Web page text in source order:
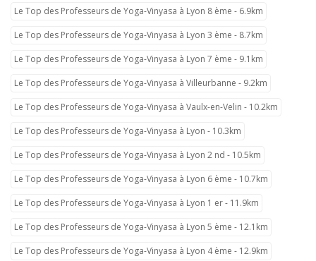
Le Top des Professeurs de Yoga-Vinyasa à Lyon 8 ème - 6.9km
Le Top des Professeurs de Yoga-Vinyasa à Lyon 3 ème - 8.7km
Le Top des Professeurs de Yoga-Vinyasa à Lyon 7 ème - 9.1km
Le Top des Professeurs de Yoga-Vinyasa à Villeurbanne - 9.2km
Le Top des Professeurs de Yoga-Vinyasa à Vaulx-en-Velin - 10.2km
Le Top des Professeurs de Yoga-Vinyasa à Lyon - 10.3km
Le Top des Professeurs de Yoga-Vinyasa à Lyon 2 nd - 10.5km
Le Top des Professeurs de Yoga-Vinyasa à Lyon 6 ème - 10.7km
Le Top des Professeurs de Yoga-Vinyasa à Lyon 1 er - 11.9km
Le Top des Professeurs de Yoga-Vinyasa à Lyon 5 ème - 12.1km
Le Top des Professeurs de Yoga-Vinyasa à Lyon 4 ème - 12.9km